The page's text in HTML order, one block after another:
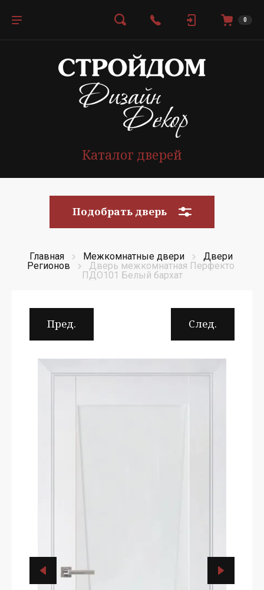
0
Каталог дверей
Подобрать дверь
Главная Межкомнатные двери
Двери
Регионов
Дверь межкомнатная Перфекто
ПДО101 Белый бархат
Пред. След.